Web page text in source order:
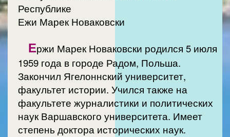
Республике
Ежи Марек Новаковски
Ержи Марек Новаковски родился 5 июля
1959 года в городе Радом, Польша.
Закончил Ягелоннский университет,
факультет истории. Учился также на
факультете журналистики и политических
наук Варшавского университета. Имеет
степень доктора исторических наук.